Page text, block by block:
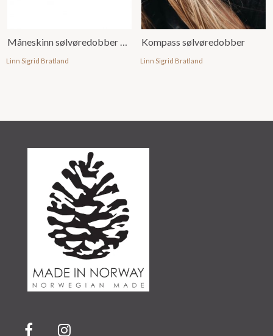
Måneskinn sølvøredobber mini
Linn Sigrid Bratland
Kompass sølvøredobber
Linn Sigrid Bratland